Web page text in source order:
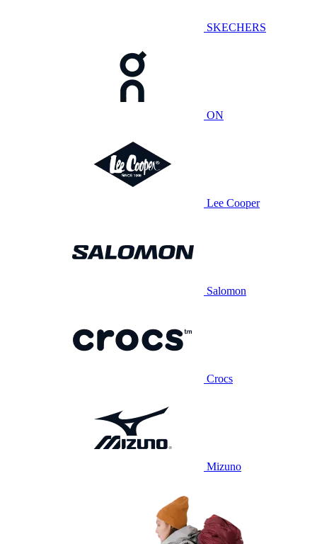
SKECHERS
ON
Lee Cooper
Salomon
Crocs
Mizuno